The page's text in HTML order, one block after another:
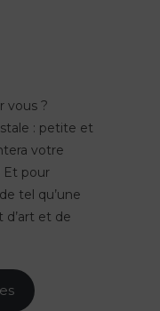
vous ?
: petite et
votre
Et pour
tel qu’une
et de